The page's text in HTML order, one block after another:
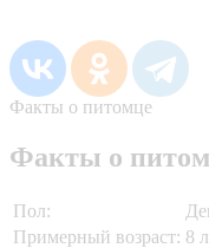
Факты о питомце
Факты о
Пол:
Примерный возраст: 8